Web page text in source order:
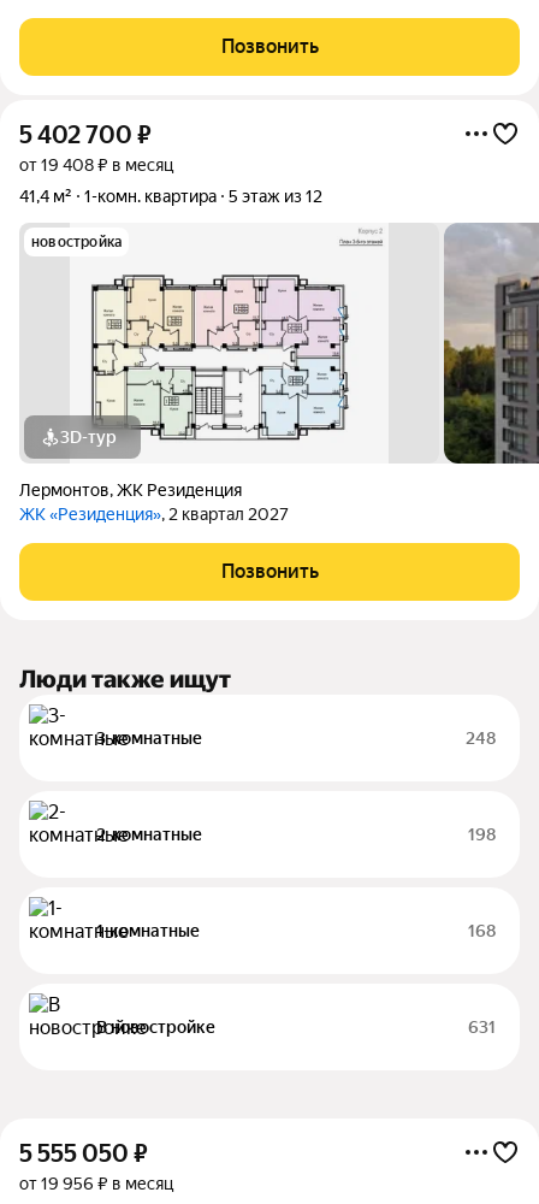
Позвонить
5 402 700 ₽
от 19 408 ₽ в месяц
41,4 м²
1-комн. квартира 5 этаж из 12
новостройка
3D-тур
Лермонтов,ЖК Резиденция
ЖК «Резиденция», 2 квартал 2027
Позвонить
Люди также ищут
3-комнатные 248
2-комнатные 198
1-комнатные 168
В новостройке 631
5 555 050 ₽
от 19 956 ₽ в месяц